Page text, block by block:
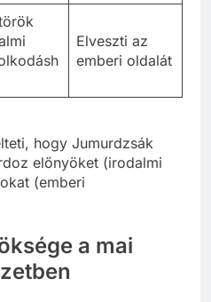
Elveszti az
emberi oldalát
hogy Jumurdzsák
előnyöket (irodalmi
(emberi
a mai